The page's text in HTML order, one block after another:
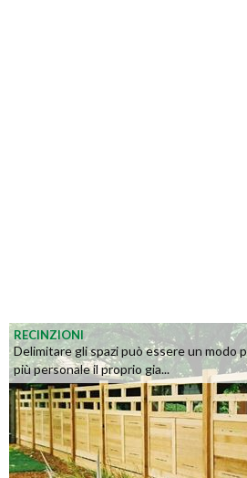
RECINZIONI
Delimitare gli spazi può essere un modo
più personale il proprio gia...